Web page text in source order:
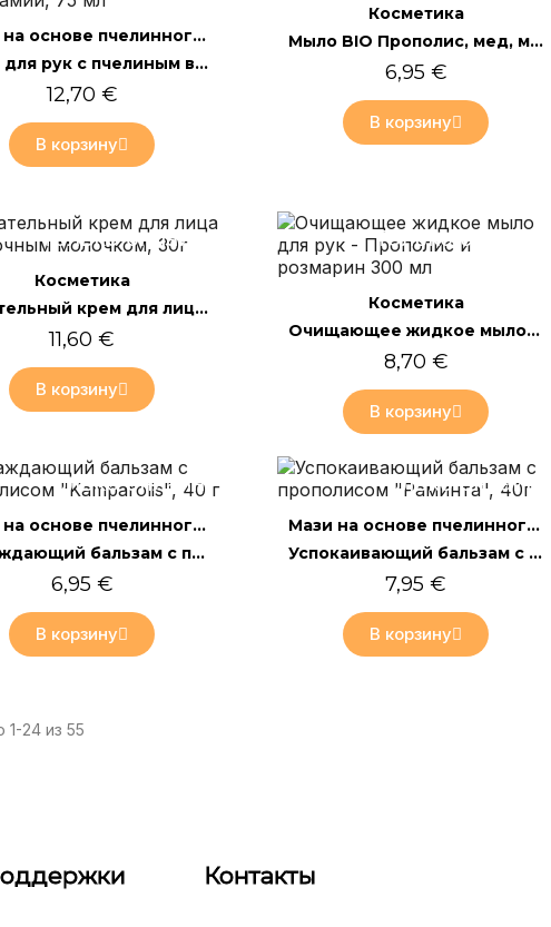
Быстрый просмотр
Мази на основе пчелинного воска
Крем для рук с пчелиным воском, мёдом и маслом макадамии, 75 мл
12,70 €
В корзину
Быстрый просмотр
Косметика
Мыло BIO Прополис, мед, масло ши 100г
6,95 €
В корзину
Быстрый просмотр
Только онлайн
Косметика
Питательный крем для лица с маточным молочком, 30г
11,60 €
В корзину
Быстрый просмотр
Только онлайн
Косметика
Очищающее жидкое мыло для рук - Прополис и розмарин 300 мл
8,70 €
В корзину
Быстрый просмотр
Только онлайн
Мази на основе пчелинного воска
Охлаждающий бальзам с прополисом "Kamparolis", 40 г
6,95 €
В корзину
Быстрый просмотр
Только онлайн
Мази на основе пчелинного воска
Успокаивающий бальзам с прополисом "Раминта", 40г
7,95 €
В корзину
1-24 из 55
Контакты